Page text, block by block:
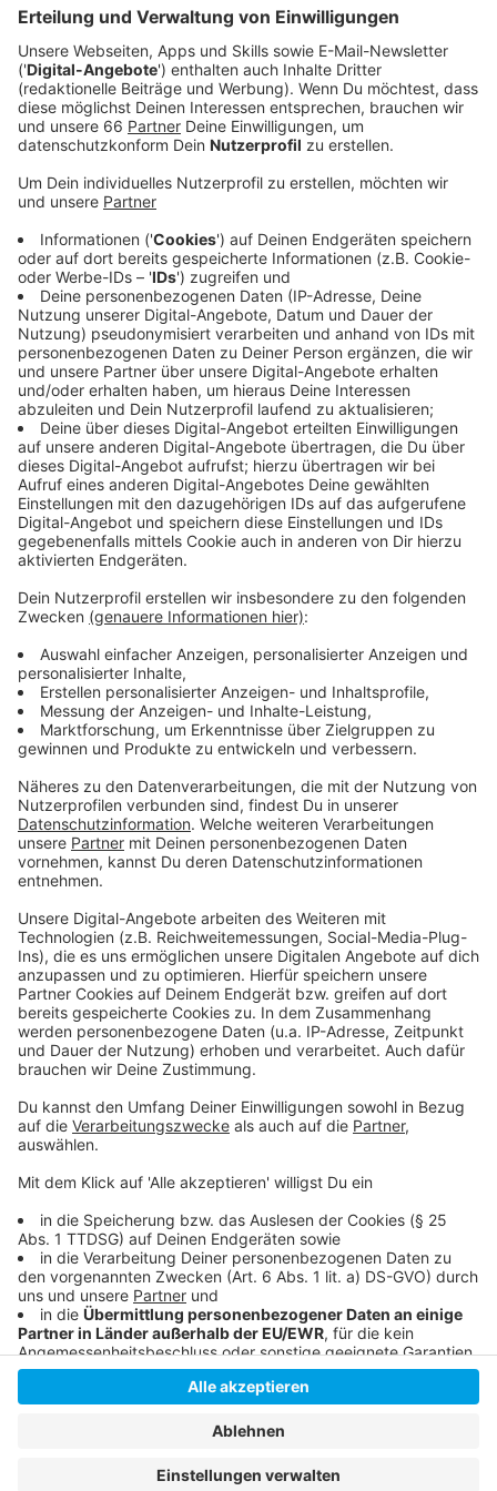
Anzeige
Diesen Samstag von 13 bis 20 Uhr ist es soweit. Dann
wird das Becken eingeweiht und es können die ersten
Bahnen gezogen werden.
Anzeige
Eintritt ist frei
Anzeige
Zur Stärkung nach dem Anschwimmen stehen Kaffee
und Kuchen, gegrillte Speisen und Salate bereit. Der
Eintritt am Eröffnungstag ist frei. Alle weiteren
Freibäder in Düsseldorf öffnen Anfang Mai, der
Nordstrand am Unterbacher See Anfang Juni.
Weitere Infos und Links zu dem Thema:
Anzeige
Neuerungen in Düsseldorfer Schwimmbädern:
Weniger Badetote in NRW:
Folge uns für mehr News & Updates:
Anzeige
Instagram Facebook | WhatsApp-Kanal
Anzeige
Anzeige